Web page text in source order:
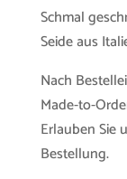
Schmal
Seide aus
Nach
Made-to-
Erlauben Sie
Bestellung.